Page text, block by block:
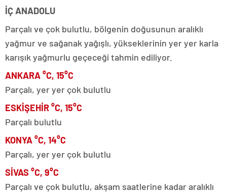
İÇ ANADOLU
Parçalı ve çok bulutlu, bölgenin doğusunun aralıklı
yağmur ve sağanak yağışlı, yükseklerinin yer yer karla
karışık yağmurlu geçeceği tahmin ediliyor.
ANKARA °C, 15°C
Parçalı, yer yer çok bulutlu
ESKİŞEHİR °C, 15°C
Parçalı bulutlu
KONYA °C, 14°C
Parçalı, yer yer çok bulutlu
SİVAS °C, 9°C
Parçalı ve çok bulutlu, akşam saatlerine kadar aralıklı